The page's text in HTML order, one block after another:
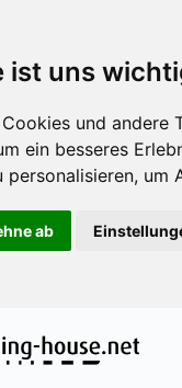
ist uns
und
ein besseres
personalisieren, um
ab